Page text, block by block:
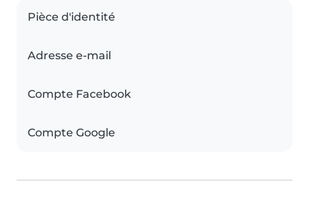
Pièce d'identité
Adresse e-mail
Compte Facebook
Compte Google